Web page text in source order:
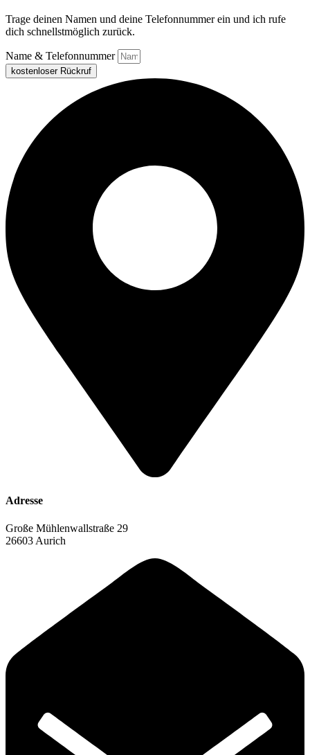
Trage deinen Namen und deine Telefonnummer ein und ich rufe
dich schnellstmöglich zurück.
Name & Telefonnummer
kostenloser Rückruf
Adresse
Große Mühlenwallstraße 29
26603 Aurich